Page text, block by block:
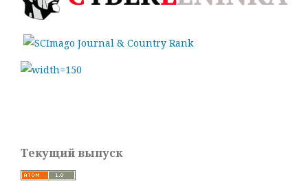
Текущий выпуск